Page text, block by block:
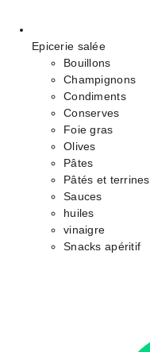
Epicerie salée
Bouillons
Champignons
Condiments
Conserves
Foie gras
Olives
Pâtes
Pâtés et terrines
Sauces
huiles
vinaigre
Snacks apéritif